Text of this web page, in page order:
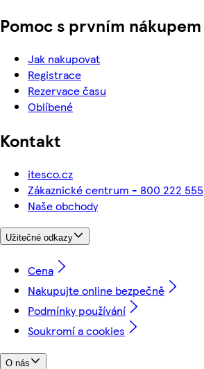
Pomoc s prvním nákupem
Jak nakupovat
Registrace
Rezervace času
Oblíbené
Kontakt
itesco.cz
Zákaznické centrum - 800 222 555
Naše obchody
Užitečné odkazy
Cena
Nakupujte online bezpečně
Podmínky používání
Soukromí a cookies
O nás